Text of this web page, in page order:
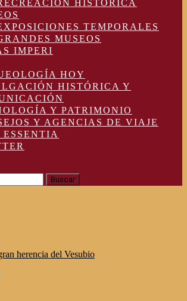
HISTÓRICA
TEMPORALES
MUSEOS
IMPERI
HOY
HISTÓRICA Y
Y PATRIMONIO
Y AGENCIAS DE VIAJE
herencia del Vesubio